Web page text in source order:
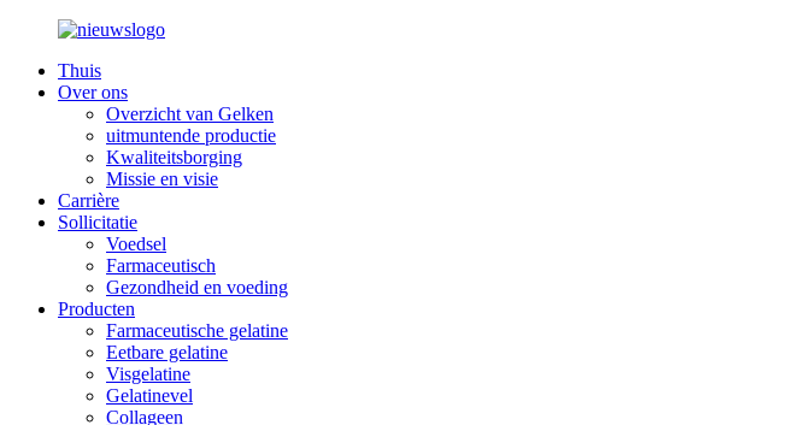
Thuis
Over ons
Overzicht van Gelken
uitmuntende productie
Kwaliteitsborging
Missie en visie
Carrière
Sollicitatie
Voedsel
Farmaceutisch
Gezondheid en voeding
Producten
Farmaceutische gelatine
Eetbare gelatine
Visgelatine
Gelatinevel
Collageen